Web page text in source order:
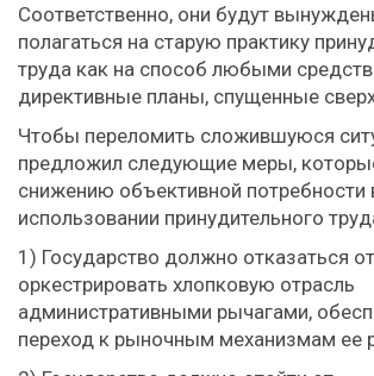
Соответственно, они будут
полагаться на старую практику
труда как на способ любыми
директивные планы, спущенные
Чтобы переломить сложившуюся
предложил следующие меры,
снижению объективной потребности
использовании принудительного
1) Государство должно отказаться
оркестрировать хлопковую отрасль
административными рычагами,
переход к рыночным механизмам ее